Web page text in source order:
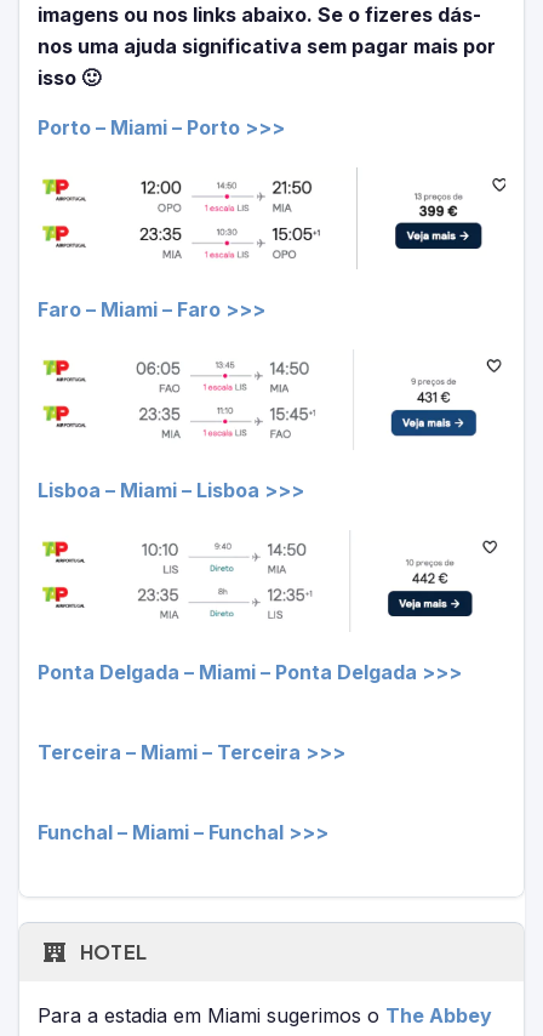
imagens ou nos links abaixo. Se o fizeres dás-
nos uma ajuda significativa sem pagar mais por
isso 🙂
Porto – Miami – Porto >>>
Faro – Miami – Faro >>>
Lisboa – Miami – Lisboa >>>
Ponta Delgada – Miami – Ponta Delgada >>>
Terceira – Miami – Terceira >>>
Funchal – Miami – Funchal >>>
HOTEL
Para a estadia em Miami sugerimos o The Abbey